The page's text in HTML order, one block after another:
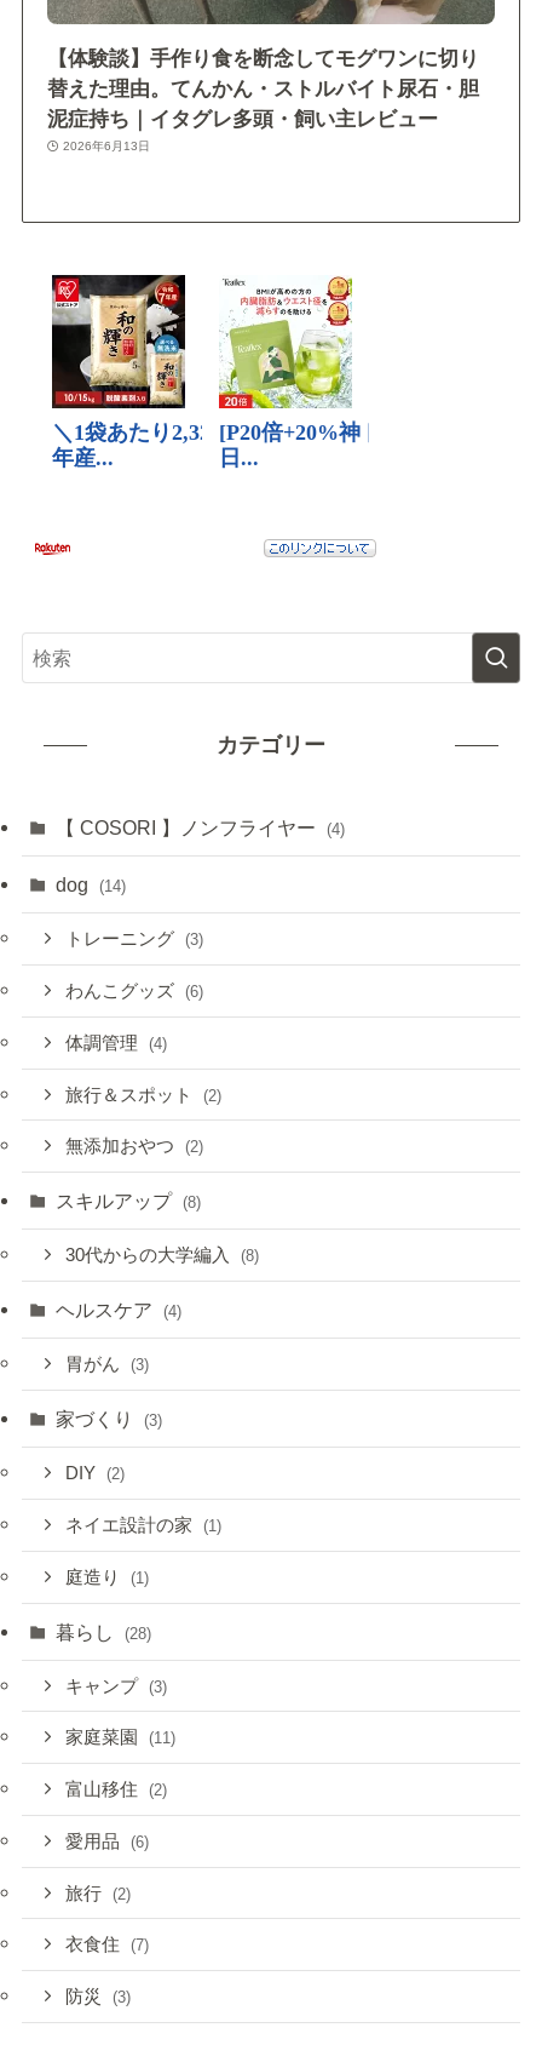
【体験談】手作り食を断念してモグワンに切り
替えた理由。てんかん・ストルバイト尿石・胆
泥症持ち｜イタグレ多頭・飼い主レビュー
2026年6月13日
カテゴリー
【 COSORI 】ノンフライヤー (4)
dog (14)
トレーニング (3)
わんこグッズ (6)
体調管理 (4)
旅行＆スポット (2)
無添加おやつ (2)
スキルアップ (8)
30代からの大学編入 (8)
ヘルスケア (4)
胃がん (3)
家づくり (3)
DIY (2)
ネイエ設計の家 (1)
庭造り (1)
暮らし (28)
キャンプ (3)
家庭菜園 (11)
富山移住 (2)
愛用品 (6)
旅行 (2)
衣食住 (7)
防災 (3)